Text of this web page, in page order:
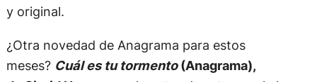
y original.
¿Otra novedad de Anagrama para estos
meses? Cuál es tu tormento(Anagrama),